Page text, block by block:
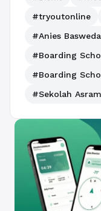
#tryoutonline
#Anies
#Boarding
#Boarding
#Sekolah